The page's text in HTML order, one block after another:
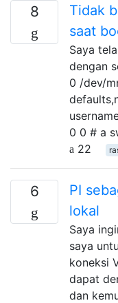
8
Tidak
saat
Saya
dengan
0 /dev/
0 0 # a
22
6
PI
lokal
Saya
saya
koneksi
dapat
dan